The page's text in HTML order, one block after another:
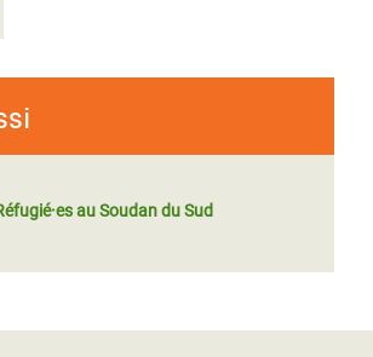
au Soudan du Sud